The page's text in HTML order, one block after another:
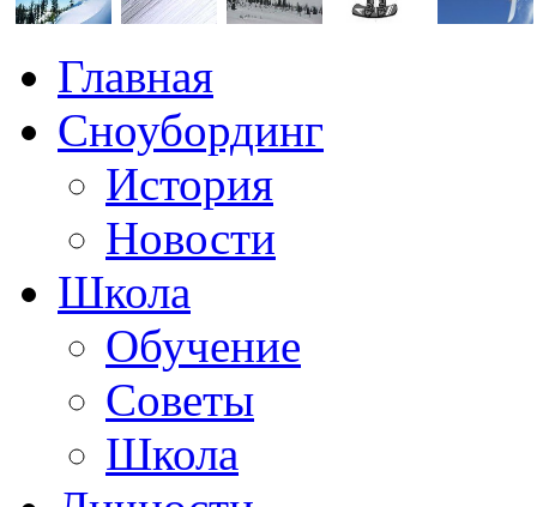
Главная
Сноубординг
История
Новости
Школа
Обучение
Советы
Школа